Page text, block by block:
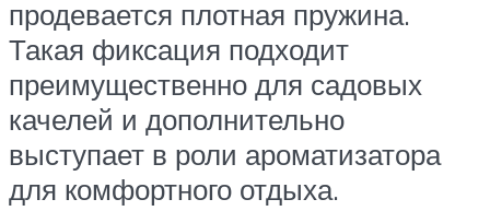
продевается плотная пружина.
Такая фиксация подходит
преимущественно для садовых
качелей и дополнительно
выступает в роли ароматизатора
для комфортного отдыха.